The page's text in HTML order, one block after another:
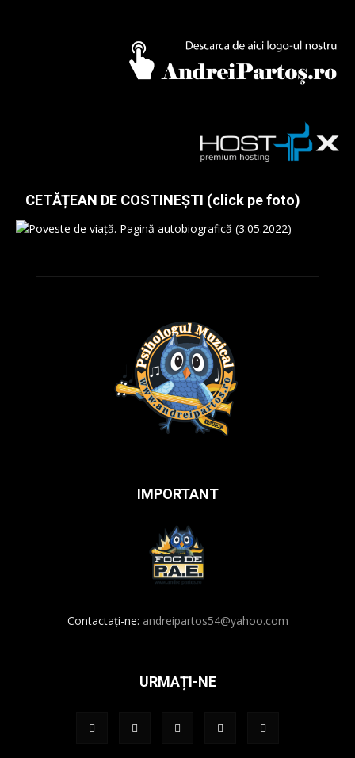
CETĂȚEAN DE COSTINEȘTI (click pe foto)
IMPORTANT
Contactați-ne: andreipartos54@yahoo.com
URMAȚI-NE